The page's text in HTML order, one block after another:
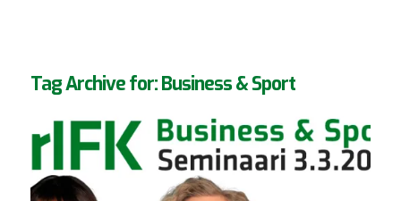
Tag Archive for:Business & Sport